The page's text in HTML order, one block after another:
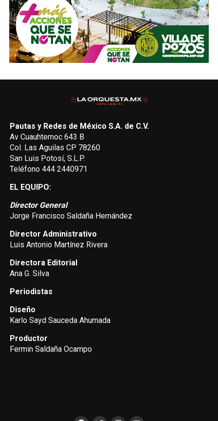
Pautas y Redes de México S.A. de C.V.
Av Cuauhtemoc 643 B
Col. Las Aguilas CP 78260
San Luis Potosí, S.L.P.
Teléfono 444 2440971
EL EQUIPO:
Director General
Jorge Francisco Saldaña Hernández
Director Administrativo
Luis Antonio Martínez Rivera
Directora Editorial
Ana G. Silva
Periodistas
Diseño
Karlo Sayd Sauceda Ahumada
Productor
Fermin Saldaña Ocampo